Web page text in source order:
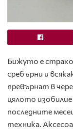
Бижуто е
сребърни и
превърнат в
цялото
последните
техника.